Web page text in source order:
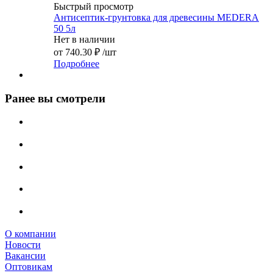
Быстрый просмотр
Антисептик-грунтовка для древесины MEDERA
50 5л
Нет в наличии
от 740.30 ₽ /шт
Подробнее
Ранее вы смотрели
О компании
Новости
Вакансии
Оптовикам